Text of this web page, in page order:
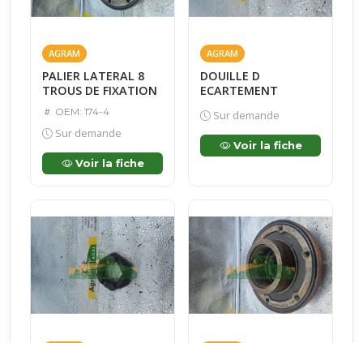
AGRAM
PALIER LATERAL 8
TROUS DE FIXATION
OEM: 174-4
Sur demande
Voir la fiche
AGRAM
DOUILLE D
ECARTEMENT
Sur demande
Voir la fiche